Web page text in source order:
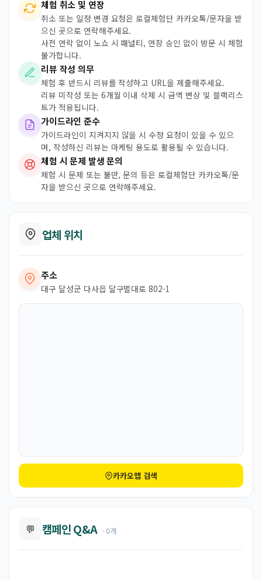
체험 취소 및 연장
취소 또는 일정 변경 요청은 로컬체험단 카카오톡/문자을 받
으신 곳으로 연락해주세요.
사전 연락 없이 노쇼 시 패널티, 연장 승인 없이 방문 시 체험
불가합니다.
리뷰 작성 의무
체험 후 반드시 리뷰를 작성하고 URL을 제출해주세요.
리뷰 미작성 또는 6개월 이내 삭제 시 금액 변상 및 블랙리스
트가 적용됩니다.
가이드라인 준수
가이드라인이 지켜지지 않을 시 수정 요청이 있을 수 있으
며, 작성하신 리뷰는 마케팅 용도로 활용될 수 있습니다.
체험 시 문제 발생 문의
체험 시 문제 또는 불만, 문의 등은 로컬체험단 카카오톡/문
자을 받으신 곳으로 연락해주세요.
업체 위치
주소
대구 달성군 다사읍 달구벌대로 802-1
카카오맵 검색
💬 캠페인 Q&A · 0개